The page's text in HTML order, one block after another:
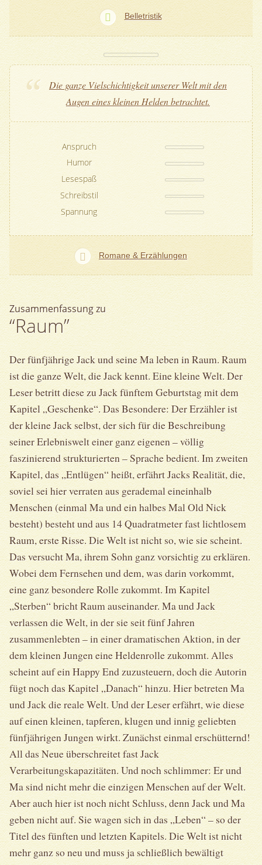
Belletristik
Die ganze Vielschichtigkeit unserer Welt mit den
Augen eines kleinen Helden betrachtet.
Anspruch
Humor
Lesespaß
Schreibstil
Spannung
Romane & Erzählungen
Zusammenfassung zu
“Raum”
Der fünfjährige Jack und seine Ma leben in Raum. Raum
ist die ganze Welt, die Jack kennt. Eine kleine Welt. Der
Leser betritt diese zu Jack fünftem Geburtstag mit dem
Kapitel „Geschenke“. Das Besondere: Der Erzähler ist
der kleine Jack selbst, der sich für die Beschreibung
seiner Erlebniswelt einer ganz eigenen – völlig
faszinierend strukturierten – Sprache bedient. Im zweiten
Kapitel, das „Entlügen“ heißt, erfährt Jacks Realität, die,
soviel sei hier verraten aus gerademal eineinhalb
Menschen (einmal Ma und ein halbes Mal Old Nick
besteht) besteht und aus 14 Quadratmeter fast lichtlosem
Raum, erste Risse. Die Welt ist nicht so, wie sie scheint.
Das versucht Ma, ihrem Sohn ganz vorsichtig zu erklären.
Wobei dem Fernsehen und dem, was darin vorkommt,
eine ganz besondere Rolle zukommt. Im Kapitel
„Sterben“ bricht Raum auseinander. Ma und Jack
verlassen die Welt, in der sie seit fünf Jahren
zusammenlebten – in einer dramatischen Aktion, in der
dem kleinen Jungen eine Heldenrolle zukommt. Alles
scheint auf ein Happy End zuzusteuern, doch die Autorin
fügt noch das Kapitel „Danach“ hinzu. Hier betreten Ma
und Jack die reale Welt. Und der Leser erfährt, wie diese
auf einen kleinen, tapferen, klugen und innig geliebten
fünfjährigen Jungen wirkt. Zunächst einmal erschütternd!
All das Neue überschreitet fast Jack
Verarbeitungskapazitäten. Und noch schlimmer: Er und
Ma sind nicht mehr die einzigen Menschen auf der Welt.
Aber auch hier ist noch nicht Schluss, denn Jack und Ma
geben nicht auf. Sie wagen sich in das „Leben“ – so der
Titel des fünften und letzten Kapitels. Die Welt ist nicht
mehr ganz so neu und muss ja schließlich bewältigt